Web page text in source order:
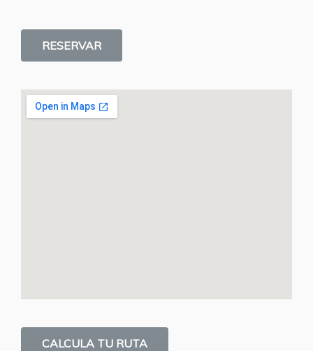
RESERVAR
CALCULA TU RUTA